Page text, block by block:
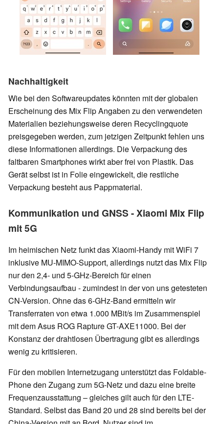
Nachhaltigkeit
Wie bei den Softwareupdates könnten mit der globalen
Erscheinung des Mix Flip Angaben zu den verwendeten
Materialien beziehungsweise deren Recyclingquote
preisgegeben werden, zum jetzigen Zeitpunkt fehlen uns
diese Informationen allerdings. Die Verpackung des
faltbaren Smartphones wirkt aber frei von Plastik. Das
Gerät selbst ist in Folie eingewickelt, die restliche
Verpackung besteht aus Pappmaterial.
Kommunikation und GNSS - Xiaomi Mix Flip
mit 5G
Im heimischen Netz funkt das Xiaomi-Handy mit WiFi 7
inklusive MU-MIMO-Support, allerdings nutzt das Mix Flip
nur den 2,4- und 5-GHz-Bereich für einen
Verbindungsaufbau -zumindest in der von uns getesteten
CN-Version. Ohne das 6-GHz-Band ermitteln wir
Transferraten von etwa 1.000 MBit/s im Zusammenspiel
mit dem Asus ROG Rapture GT-AXE11000. Bei der
Konstanz der drahtlosen Übertragung gibt es allerdings
wenig zu kritisieren.
Für den mobilen Internetzugang unterstützt das Foldable-
Phone den Zugang zum 5G-Netz und dazu eine breite
Frequenzausstattung – gleiches gilt auch für den LTE-
Standard. Selbst das Band 20 und 28 sind bereits bei der